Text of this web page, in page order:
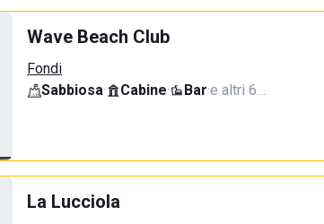
Wave Beach Club
Fondi
Sabbiosa· Cabine· Bar·e altri 6…
La Lucciola